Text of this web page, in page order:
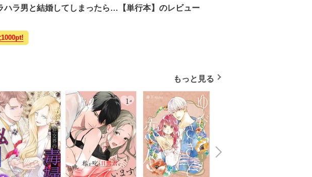
ラ男と結婚してしまったら…【単行本】のレビュー
もっと見る
N
e
x
t